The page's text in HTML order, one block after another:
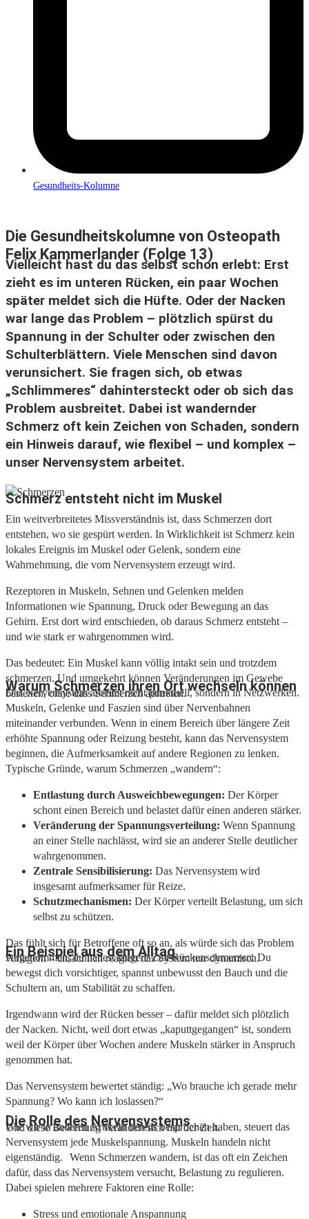
Gesundheits-Kolumne
Die Gesundheitskolumne von Osteopath
Felix Kammerlander (Folge 13)
Vielleicht hast du das selbst schon erlebt: Erst
zieht es im unteren Rücken, ein paar Wochen
später meldet sich die Hüfte. Oder der Nacken
war lange das Problem – plötzlich spürst du
Spannung in der Schulter oder zwischen den
Schulterblättern. Viele Menschen sind davon
verunsichert. Sie fragen sich, ob etwas
„Schlimmeres“ dahintersteckt oder ob sich das
Problem ausbreitet. Dabei ist wandernder
Schmerz oft kein Zeichen von Schaden, sondern
ein Hinweis darauf, wie flexibel – und komplex –
unser Nervensystem arbeitet.
Schmerz entsteht nicht im Muskel
Ein weitverbreitetes Missverständnis ist, dass Schmerzen dort
entstehen, wo sie gespürt werden. In Wirklichkeit ist Schmerz kein
lokales Ereignis im Muskel oder Gelenk, sondern eine
Wahrnehmung, die vom Nervensystem erzeugt wird.
Rezeptoren in Muskeln, Sehnen und Gelenken melden
Informationen wie Spannung, Druck oder Bewegung an das
Gehirn. Erst dort wird entschieden, ob daraus Schmerz entsteht –
und wie stark er wahrgenommen wird.
Das bedeutet: Ein Muskel kann völlig intakt sein und trotzdem
schmerzen. Und umgekehrt können Veränderungen im Gewebe
bestehen, ohne dass Schmerzen auftreten.
Warum Schmerzen ihren Ort wechseln können
Das Nervensystem arbeitet nicht punktuell, sondern in Netzwerken.
Muskeln, Gelenke und Faszien sind über Nervenbahnen
miteinander verbunden. Wenn in einem Bereich über längere Zeit
erhöhte Spannung oder Reizung besteht, kann das Nervensystem
beginnen, die Aufmerksamkeit auf andere Regionen zu lenken.
Typische Gründe, warum Schmerzen „wandern“:
Entlastung durch Ausweichbewegungen: Der Körper
schont einen Bereich und belastet dafür einen anderen stärker.
Veränderung der Spannungsverteilung: Wenn Spannung
an einer Stelle nachlässt, wird sie an anderer Stelle deutlicher
wahrgenommen.
Zentrale Sensibilisierung: Das Nervensystem wird
insgesamt aufmerksamer für Reize.
Schutzmechanismen: Der Körper verteilt Belastung, um sich
selbst zu schützen.
Das fühlt sich für Betroffene oft so an, als würde sich das Problem
verlagern – tatsächlich reagiert das System nur dynamisch.
Ein Beispiel aus dem Alltag
Angenommen, du hattest längere Zeit Rückenschmerzen. Du
bewegst dich vorsichtiger, spannst unbewusst den Bauch und die
Schultern an, um Stabilität zu schaffen.
Irgendwann wird der Rücken besser – dafür meldet sich plötzlich
der Nacken. Nicht, weil dort etwas „kaputtgegangen“ ist, sondern
weil der Körper über Wochen andere Muskeln stärker in Anspruch
genommen hat.
Das Nervensystem bewertet ständig: „Wo brauche ich gerade mehr
Spannung? Wo kann ich loslassen?“
Und diese Bewertung verändert sich mit der Zeit.
Die Rolle des Nervensystems
Wie wir in anderen Artikeln bereits besprochen haben, steuert das
Nervensystem jede Muskelspannung. Muskeln handeln nicht
eigenständig. Wenn Schmerzen wandern, ist das oft ein Zeichen
dafür, dass das Nervensystem versucht, Belastung zu regulieren.
Dabei spielen mehrere Faktoren eine Rolle:
Stress und emotionale Anspannung